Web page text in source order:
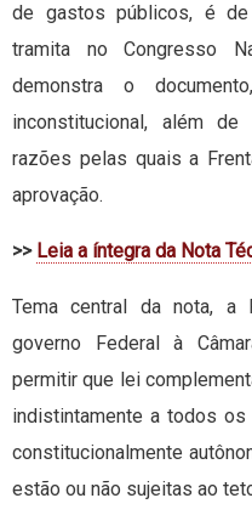
de gastos públicos, é
tramita no Congresso
demonstra o
inconstitucional, além
razões pelas quais a
aprovação.
>> Leia a íntegra da Nota
Tema central da nota, a
governo Federal à
permitir que lei
indistintamente a todos
constitucionalmente
estão ou não sujeitas ao